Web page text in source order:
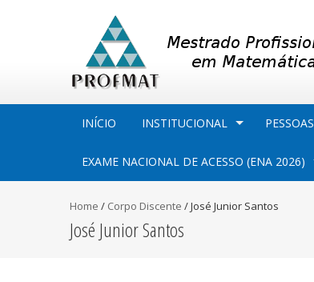
INÍCIO INSTITUCIONAL PESSOAS
EXAME NACIONAL DE ACESSO (ENA 2026)
Home / Corpo Discente /José Junior Santos
José Junior Santos